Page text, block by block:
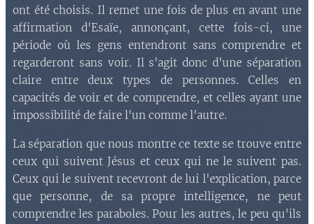
ont été choisis. Il remet une fois de plus en avant une
affirmation d'Esaïe, annonçant, cette fois-ci, une
période où les gens entendront sans comprendre et
regarderont sans voir. Il s'agit donc d'une séparation
claire entre deux types de personnes. Celles en
capacités de voir et de comprendre, et celles ayant une
impossibilité de faire l'un comme l'autre.
La séparation que nous montre ce texte se trouve entre
ceux qui suivent Jésus et ceux qui ne le suivent pas.
Ceux qui le suivent recevront de lui l'explication, parce
que personne, de sa propre intelligence, ne peut
comprendre les paraboles. Pour les autres, le peu qu'ils